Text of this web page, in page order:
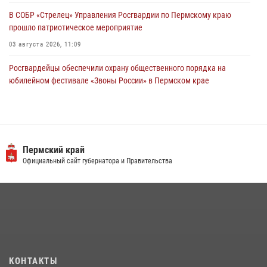
В СОБР «Стрелец» Управления Росгвардии по Пермскому краю
прошло патриотическое мероприятие
03 августа 2026, 11:09
Росгвардейцы обеспечили охрану общественного порядка на
юбилейном фестивале «Звоны России» в Пермском крае
ветеринарно-санитарной службы с годовщиной образования
13 июля 2026, 10:43
17 июля 2026, 10:34
Пермский край
Официальный сайт губернатора и Правительства
КОНТАКТЫ